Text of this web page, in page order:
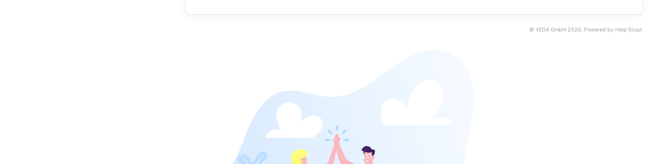
© VEDA GmbH 2026. Powered by Help Scout